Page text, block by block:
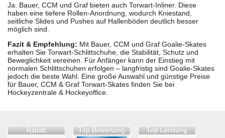
Ja. Bauer, CCM und Graf bieten auch Torwart-Inliner. Diese
haben eine tiefere Rollen-Anordnung, wodurch Kniestand,
seitliche Slides und Pushes auf Hallenböden deutlich besser
möglich sind.
Fazit & Empfehlung: Mit Bauer, CCM und Graf Goalie-Skates
erhalten Sie Torwart-Schlittschuhe, die Stabilität, Schutz und
Beweglichkeit vereinen. Für Anfänger kann der Einstieg mit
normalen Schlittschuhen erfolgen – langfristig sind Goalie-Skates
jedoch die beste Wahl. Eine große Auswahl und günstige Preise
für Bauer, CCM & Graf Torwart-Skates finden Sie bei
Hockeyzentrale & Hockeyoffice.
Rabatt Top Bewertung Top Leistung